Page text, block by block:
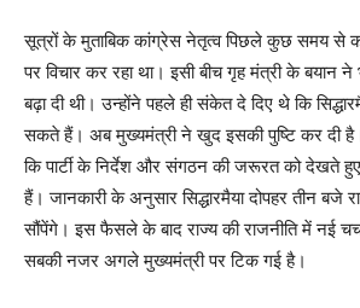
सूत्रों के मुताबिक कांग्रेस नेतृत्व पिछले कुछ समय से
पर विचार कर रहा था। इसी बीच गृह मंत्री के बयान
बढ़ा दी थी। उन्होंने पहले ही संकेत दे दिए थे कि
सकते हैं। अब मुख्यमंत्री ने खुद इसकी पुष्टि कर दी है।
कि पार्टी के निर्देश और संगठन की जरूरत को देखते
हैं। जानकारी के अनुसार सिद्धारमैया दोपहर तीन बजे
सौंपेंगे। इस फैसले के बाद राज्य की राजनीति में नई
सबकी नजर अगले मुख्यमंत्री पर टिक गई है।